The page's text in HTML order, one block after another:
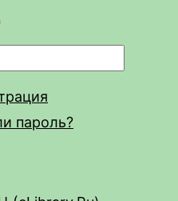
пароль?